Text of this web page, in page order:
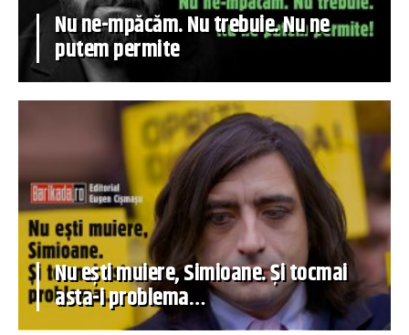
Nu ne-mpăcăm. Nu trebuie. Nu ne
putem permite
Nu ești muiere, Simioane. Și tocmai
asta-i problema…